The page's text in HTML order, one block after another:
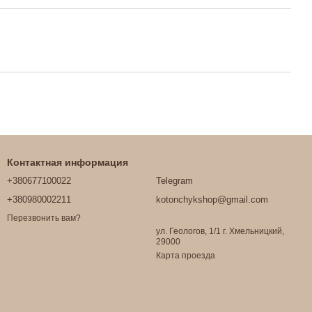
Контактная информация
+380677100022
+380980002211
Перезвонить вам?
Telegram
kotonchykshop@gmail.com
ул. Геологов, 1/1 г. Хмельницкий,
29000
Карта проезда